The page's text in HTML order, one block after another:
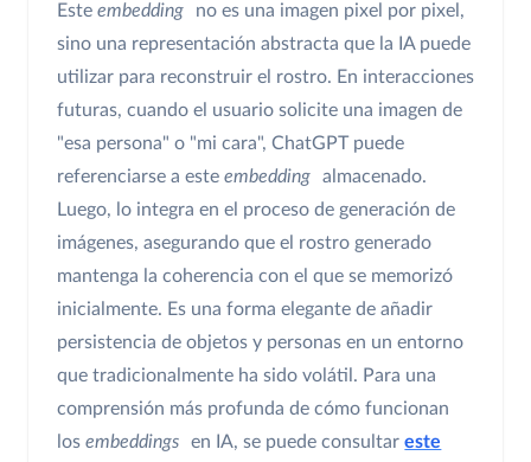
Este embedding
no es una imagen pixel por pixel,
sino una representación abstracta que la IA puede
utilizar para reconstruir el rostro. En interacciones
futuras, cuando el usuario solicite una imagen de
"esa persona" o "mi cara", ChatGPT puede
referenciarse a este embedding
almacenado.
Luego, lo integra en el proceso de generación de
imágenes, asegurando que el rostro generado
mantenga la coherencia con el que se memorizó
inicialmente. Es una forma elegante de añadir
persistencia de objetos y personas en un entorno
que tradicionalmente ha sido volátil. Para una
comprensión más profunda de cómo funcionan
los embeddings en IA, se puede consultareste